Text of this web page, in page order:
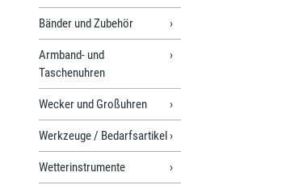
Bänder und Zubehör
Armband- und
Taschenuhren
Wecker und Großuhren
Werkzeuge / Bedarfsartikel
Wetterinstrumente